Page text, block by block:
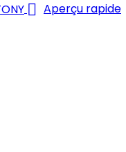
 Aperçu rapide